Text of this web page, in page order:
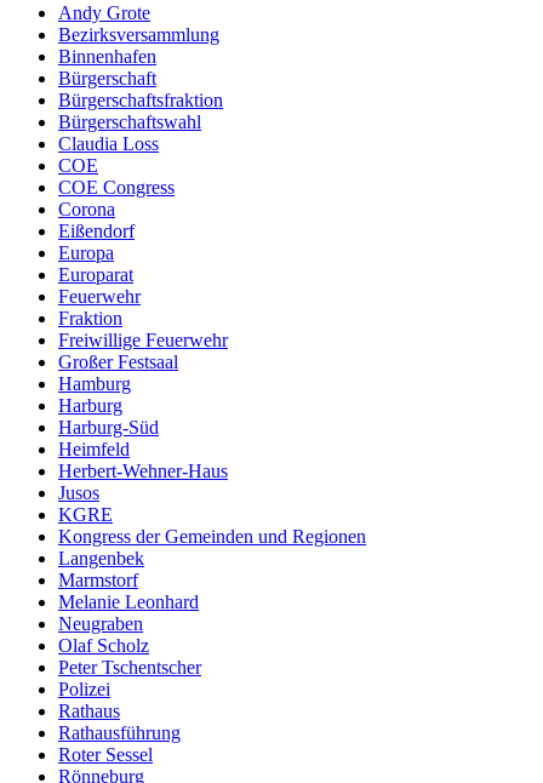
Andy Grote
Bezirksversammlung
Binnenhafen
Bürgerschaft
Bürgerschaftsfraktion
Bürgerschaftswahl
Claudia Loss
COE
COE Congress
Corona
Eißendorf
Europa
Europarat
Feuerwehr
Fraktion
Freiwillige Feuerwehr
Großer Festsaal
Hamburg
Harburg
Harburg-Süd
Heimfeld
Herbert-Wehner-Haus
Jusos
KGRE
Kongress der Gemeinden und Regionen
Langenbek
Marmstorf
Melanie Leonhard
Neugraben
Olaf Scholz
Peter Tschentscher
Polizei
Rathaus
Rathausführung
Roter Sessel
Rönneburg